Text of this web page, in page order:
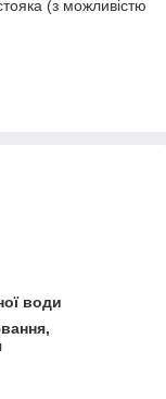
(з можливістю
води